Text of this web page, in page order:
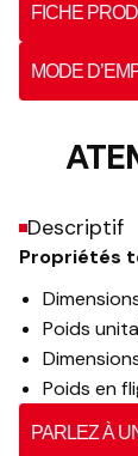
FICHE
MODE
Descriptif
Propriétés
Poids
Poids en
PARLEZ À